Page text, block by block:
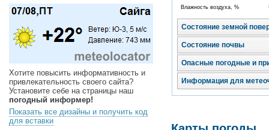
Хотите повысить информативность и
привлекательность своего сайта?
Установите себе на страницы наш
погодный информер!
Показать все дизайны и получить код
для вставки
Влажность воздуха, %
Состояние земной
Состояние почвы
Опасные погодные и
Информация для